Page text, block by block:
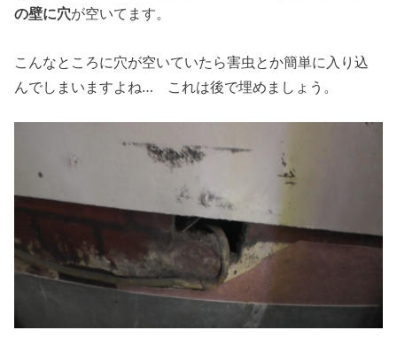
の壁に穴が空いてます。
こんなところに穴が空いていたら害虫とか簡単に入り込
んでしまいますよね… これは後で埋めましょう。